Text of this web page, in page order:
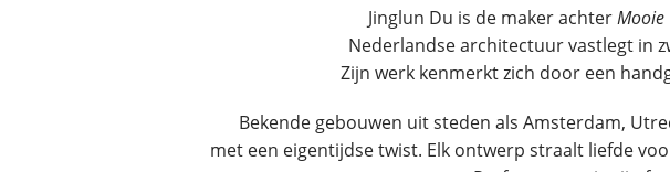
Jinglun Du is de maker achterMooie
Nederlandse architectuur vastlegt in
Zijn werk kenmerkt zich door een
Bekende gebouwen uit steden als Amsterdam,
met een eigentijdse twist. Elk ontwerp straalt liefde